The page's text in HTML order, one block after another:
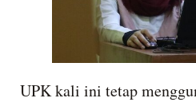
UPK kali ini tetap